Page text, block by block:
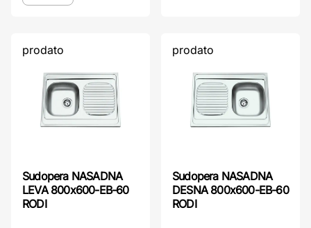
prodato
Sudopera NASADNA
LEVA 800x600-EB-60
RODI
prodato
Sudopera NASADNA
DESNA 800x600-EB-60
RODI